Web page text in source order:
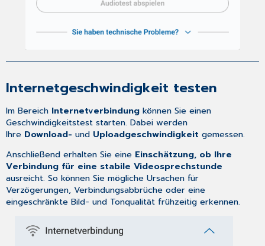
Internetgeschwindigkeit testen
Im Bereich Internetverbindung können Sie einen
Geschwindigkeitstest starten. Dabei werden
Ihre Download- und Uploadgeschwindigkeit gemessen.
Anschließend erhalten Sie eine Einschätzung, ob Ihre
Verbindung für eine stabile Videosprechstunde
ausreicht. So können Sie mögliche Ursachen für
Verzögerungen, Verbindungsabbrüche oder eine
eingeschränkte Bild- und Tonqualität frühzeitig erkennen.